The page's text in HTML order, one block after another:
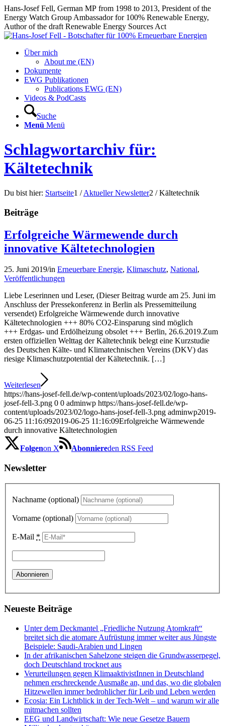
Hans-Josef Fell, German MP from 1998 to 2013, President of the
Energy Watch Group Ambassador for 100% Renewable Energy,
Author of the draft Renewable Energy Sources Act
Über mich
About me (EN)
Dokumente
EWG Publikationen
Publications EWG (EN)
Videos & PodCasts
Suche
Menü Menü
Schlagwortarchiv für:
Kältetechnik
Du bist hier: Startseite1 / Aktueller Newsletter2 / Kältetechnik
Beiträge
Erfolgreiche Wärmewende durch
innovative Kältetechnologien
25. Juni 2019/in Erneuerbare Energie, Klimaschutz, National,
Veröffentlichungen
Liebe Leserinnen und Leser, (Dieser Beitrag wurde am 25. Juni im
Anschluss der Pressekonferenz in Berlin als Pressemitteilung
versendet) Erfolgreiche Wärmewende durch innovative
Kältetechnologien +++ 80% CO2-Einsparung sind möglich
+++ Erdgas- und Erdölheizung obsolet +++ Berlin, 26.6.2019.Zum
ersten offiziellen Welttag der Kältetechnik belegt eine Kurzstudie
des Deutschen Kälte- und Klimatechnischen Vereins (DKV) das
riesige Klimaschutzpotential der Kältetechnik. […]
Weiterlesen
https://hans-josef-fell.de/wp-content/uploads/2023/02/logo-hans-
josef-fell-3.png 0 0 adminwp https://hans-josef-fell.de/wp-
content/uploads/2023/02/logo-hans-josef-fell-3.png adminwp2019-
06-25 11:16:092019-06-25 11:16:09Erfolgreiche Wärmewende
durch innovative Kältetechnologien
Folgenon X Abonniereden RSS Feed
Newsletter
Nachname (optional)
Vorname (optional)
E-Mail *
Neueste Beiträge
Unter dem Deckmantel „Friedliche Nutzung Atomkraft“
breitet sich die atomare Aufrüstung immer weiter aus Jüngste
Beispiele: Saudi-Arabien und Lingen
In der afrikanischen Sahelzone steigen die Grundwasserpegel,
doch Deutschland trocknet aus
Verurteilungen gegen KlimaaktivistInnen in Deutschland
nehmen erschreckende Ausmaße an, und das, wo die globalen
Hitzewellen immer bedrohlicher für Leib und Leben werden
Ecosia: Ein Lichtblick in der Tech-Welt – und warum wir alle
mitmachen sollten
EEG und Landwirtschaft: Wie neue Gesetze Bauern